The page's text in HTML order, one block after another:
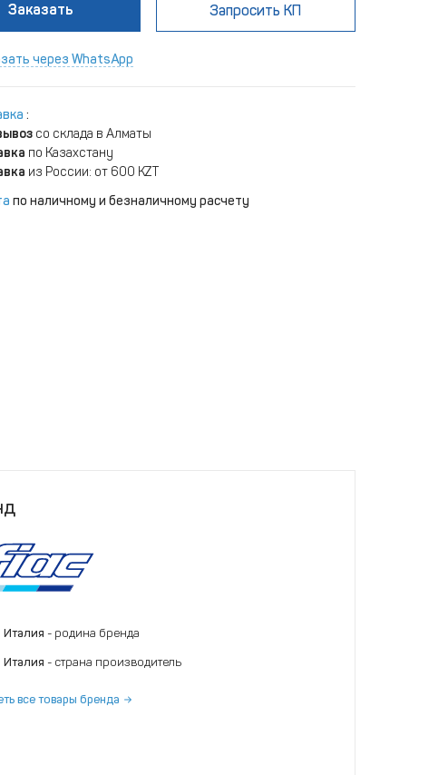
Заказать Запросить КП
через WhatsApp
:
со склада в Алматы
по Казахстану
из России: от 600 KZT
по наличному и безналичному расчету
Италия - родина бренда
Италия - страна производитель
все товары бренда